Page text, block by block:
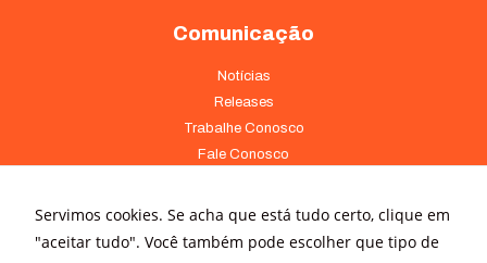
Comunicação
Notícias
Releases
Trabalhe Conosco
Fale Conosco
Av. Pontes Vieira, 1838 - Dionísio Torres Fortaleza - CE 60135-238
Servimos cookies. Se acha que está tudo certo, clique em
"aceitar tudo". Você também pode escolher que tipo de